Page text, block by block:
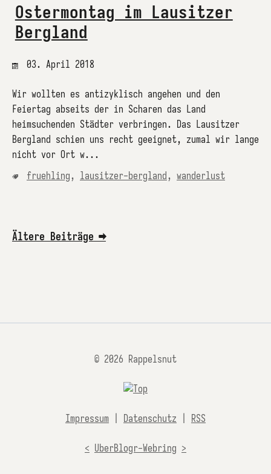
Ostermontag im Lausitzer
Bergland
03. April 2018
Wir wollten es antizyklisch angehen und den
Feiertag abseits der in Scharen das Land
heimsuchenden Städter verbringen. Das Lausitzer
Bergland schien uns recht geeignet, zumal wir lange
nicht vor Ort w...
fruehling, lausitzer-bergland , wanderlust
Ältere Beiträge ➡
© 2026 Rappelsnut
Impressum Datenschutz RSS
< UberBlogr-Webring >